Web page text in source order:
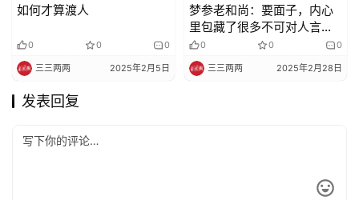
如何才算渡人
0 0 0
三三两两 2025年2月5日
梦参老和尚：要面子，内心
里包藏了很多不可对人言的
事，怎能成道？
0 0 0
三三两两 2025年2月28日
发表回复